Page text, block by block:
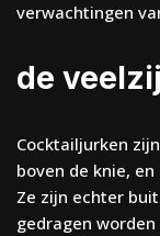
verwachtingen
de
Cocktailjurken
boven de knie,
Ze zijn echter
gedragen